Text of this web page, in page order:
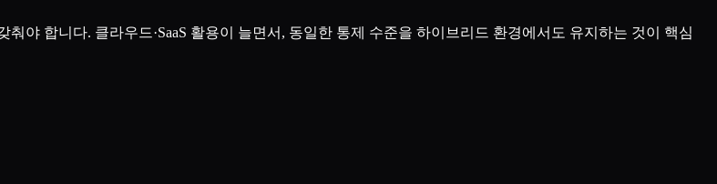
야 합니다. 클라우드·SaaS 활용이 늘면서, 동일한 통제 수준을 하이브리드 환경에서도 유지하는 것이 핵심